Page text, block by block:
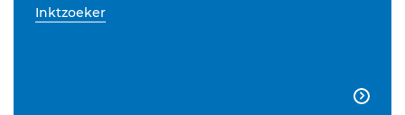
Inktzoeker
